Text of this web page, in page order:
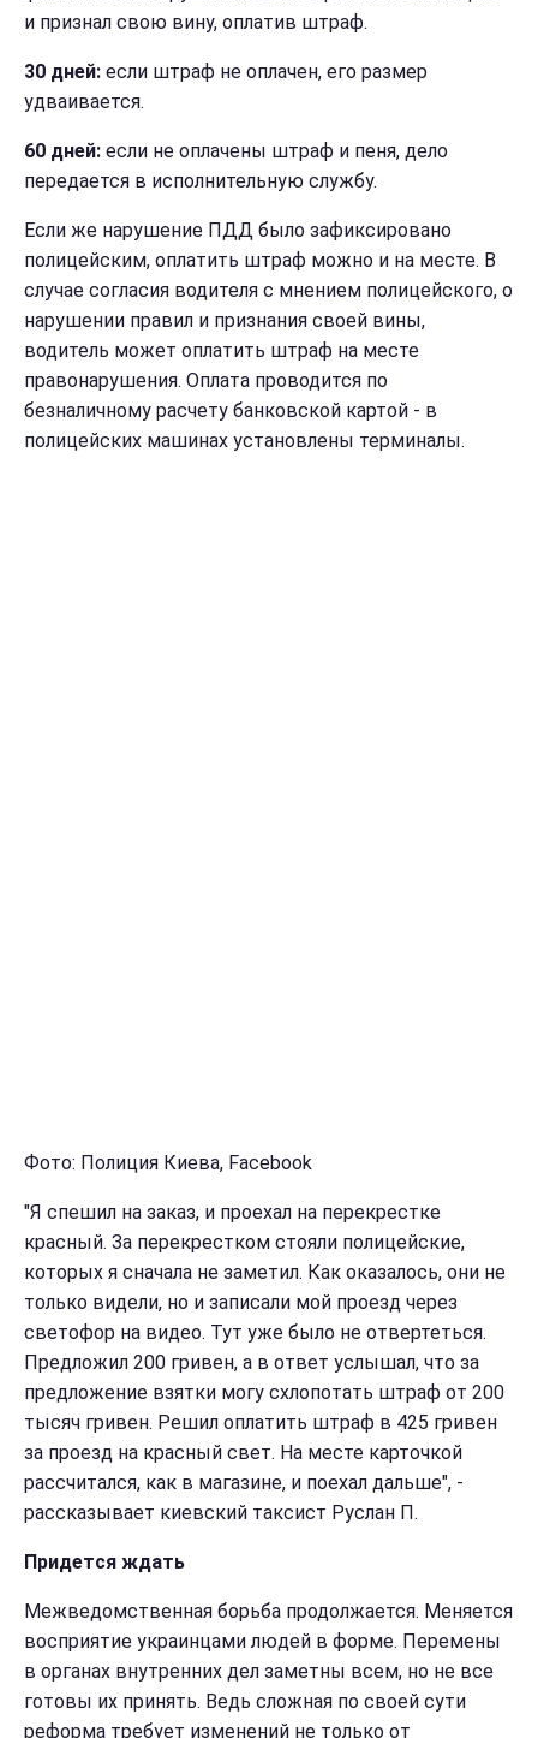
и признал свою вину, оплатив штраф.
30 дней: если штраф не оплачен, его размер
удваивается.
60 дней: если не оплачены штраф и пеня, дело
передается в исполнительную службу.
Если же нарушение ПДД было зафиксировано
полицейским, оплатить штраф можно и на месте. В
случае согласия водителя с мнением полицейского, о
нарушении правил и признания своей вины,
водитель может оплатить штраф на месте
правонарушения. Оплата проводится по
безналичному расчету банковской картой - в
полицейских машинах установлены терминалы.
Фото: Полиция Киева, Facebook
"Я спешил на заказ, и проехал на перекрестке
красный. За перекрестком стояли полицейские,
которых я сначала не заметил. Как оказалось, они не
только видели, но и записали мой проезд через
светофор на видео. Тут уже было не отвертеться.
Предложил 200 гривен, а в ответ услышал, что за
предложение взятки могу схлопотать штраф от 200
тысяч гривен. Решил оплатить штраф в 425 гривен
за проезд на красный свет. На месте карточкой
рассчитался, как в магазине, и поехал дальше", -
рассказывает киевский таксист Руслан П.
Придется ждать
Межведомственная борьба продолжается. Меняется
восприятие украинцами людей в форме. Перемены
в органах внутренних дел заметны всем, но не все
готовы их принять. Ведь сложная по своей сути
реформа требует изменений не только от